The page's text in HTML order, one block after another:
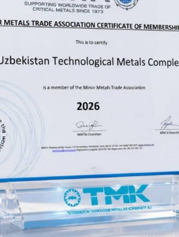
الإصلاحات الدستورية